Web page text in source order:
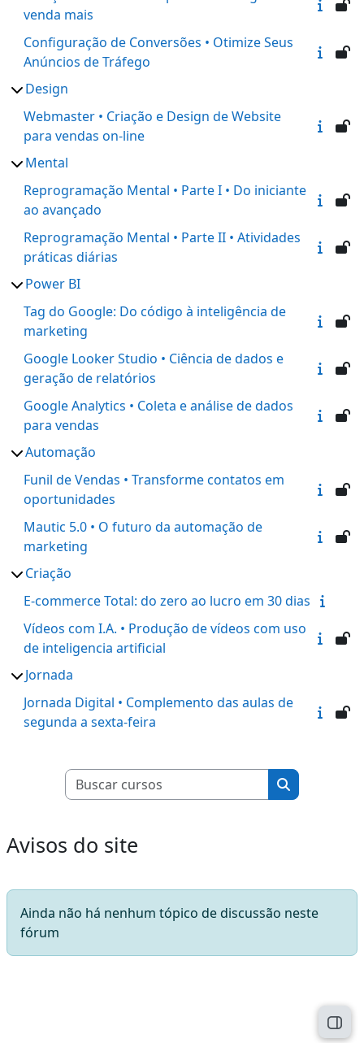
venda mais
Configuração de Conversões • Otimize Seus
Anúncios de Tráfego
Design
Webmaster • Criação e Design de Website
para vendas on-line
Mental
Reprogramação Mental • Parte I • Do iniciante
ao avançado
Reprogramação Mental • Parte II • Atividades
práticas diárias
Power BI
Tag do Google: Do código à inteligência de
marketing
Google Looker Studio • Ciência de dados e
geração de relatórios
Google Analytics • Coleta e análise de dados
para vendas
Automação
Funil de Vendas • Transforme contatos em
oportunidades
Mautic 5.0 • O futuro da automação de
marketing
Criação
E-commerce Total: do zero ao lucro em 30 dias
Vídeos com I.A. • Produção de vídeos com uso
de inteligencia artificial
Jornada
Jornada Digital • Complemento das aulas de
segunda a sexta-feira
Buscar cursos
Buscar
Avisos do site
Ainda não há nenhum tópico de discussão neste
fórum